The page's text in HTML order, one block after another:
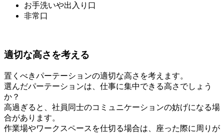
お手洗いや出入り口
非常口
適切な高さを考える
置くべきパーテーションの適切な高さを考えます。
選んだパーテーションは、仕事に集中できる高さでしょう
か？
高過ぎると、 社員同士のコミュニケーションの妨げになる場
合があります。
作業場やワークスペースを仕切る場合は、
座った際に周りが